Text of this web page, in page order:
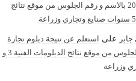
نتيجة دبلوم تجارة 2025 بالاسم و رقم الجلوس من موقع نتائج
على
استعلم عن نتيجة دبلوم تجارة
2025 بالاسم و رقم الجلوس من موقع نتائج الدبلومات الفنية 3 و